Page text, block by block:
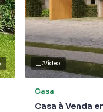
há acesso a Lagoa do
posse antiga.
Vídeo
Casa
Casa à Venda